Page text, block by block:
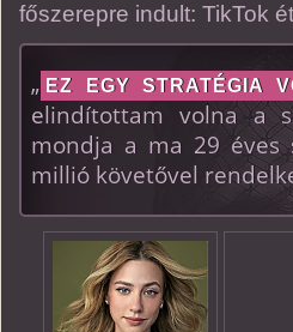
főszerepre indult: TikTok
„ EZ EGY STRATÉGIA
elindítottam volna a
mondja a ma 29 éves
millió követővel